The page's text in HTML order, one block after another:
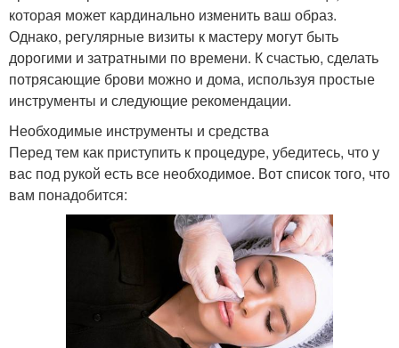
которая может кардинально изменить ваш образ.
Однако, регулярные визиты к мастеру могут быть
дорогими и затратными по времени. К счастью, сделать
потрясающие брови можно и дома, используя простые
инструменты и следующие рекомендации.
Необходимые инструменты и средства
Перед тем как приступить к процедуре, убедитесь, что у
вас под рукой есть все необходимое. Вот список того, что
вам понадобится: